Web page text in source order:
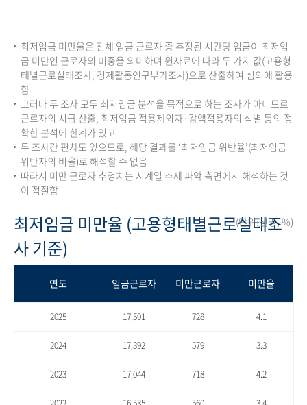
최저임금 미만율은 전체 임금 근로자 중 추정된 시간당 임금이 최저임
금 미만인 근로자의 비중을 의미하며 원자료에 따라 두 가지 값(고용형
태별근로실태조사, 경제활동인구부가조사)으로 산출하여 심의에 활용
함
그러나 두 조사 모두 최저임금 분석을 목적으로 하는 조사가 아니므로
근로자의 시급 산출, 최저임금 적용제외자·감액적용자의 식별 등의 정
확한 분석에 한계가 있고
두 조사간 편차도 있으므로, 해당 결과를 ‘최저임금 위반율’(최저임금
위반자의 비율)로 해석할 수 없음
따라서 미만 근로자 추정치는 시계열 추세 파악 측면에서 해석하는 것
이 적절함
최저임금 미만율 (고용형태별근로실태조
사 기준)
(단위:천명, %)
연도 임금근로자 미만근로자 미만율
2025 17,591 728 4.1
2024 17,392 579 3.3
2023 17,044 718 4.2